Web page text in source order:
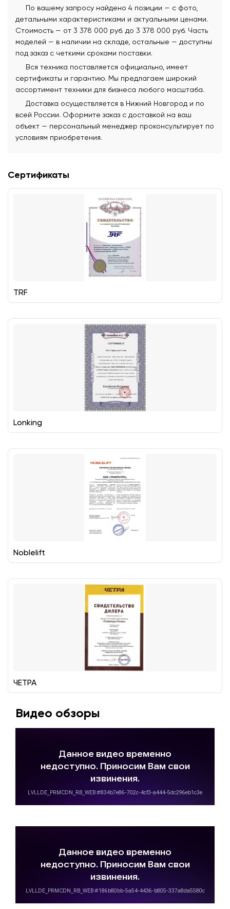
По вашему запросу найдено 4 позиции — с фото,
детальными характеристиками и актуальными ценами.
Стоимость — от 3 378 000 руб. до 3 378 000 руб. Часть
моделей — в наличии на складе, остальные — доступны
под заказ с четкими сроками поставки.
Вся техника поставляется официально, имеет
сертификаты и гарантию. Мы предлагаем широкий
ассортимент техники для бизнеса любого масштаба.
Доставка осуществляется в Нижний Новгород и по
всей России. Оформите заказ с доставкой на ваш
объект — персональный менеджер проконсультирует по
условиям приобретения.
Сертификаты
TRF
Lonking
Noblelift
ЧЕТРА
Видео обзоры